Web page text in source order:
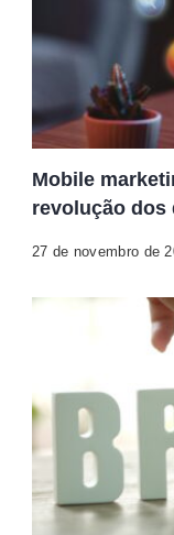
Mobile
revolução
27 de novembro de